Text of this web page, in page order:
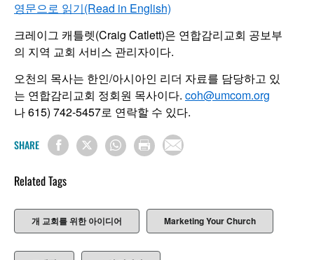
영문으로 읽기(Read in English)
크레이그 캐틀렛(Craig Catlett)은 연합감리교회 공보부
의 지역 교회 서비스 관리자이다.
오천의 목사는 한인/아시아인 리더 자료를 담당하고 있
는 연합감리교회 정회원 목사이다. coh@umcom.org
나 615) 742-5457로 연락할 수 있다.
SHARE
Related Tags
개 교회를 위한 아이디어 Marketing Your Church